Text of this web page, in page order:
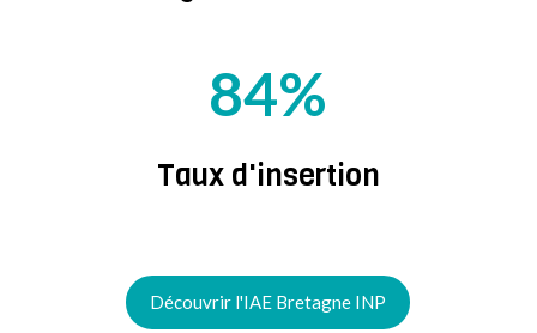
84%
Taux d'insertion
Découvrir l'IAE Bretagne INP